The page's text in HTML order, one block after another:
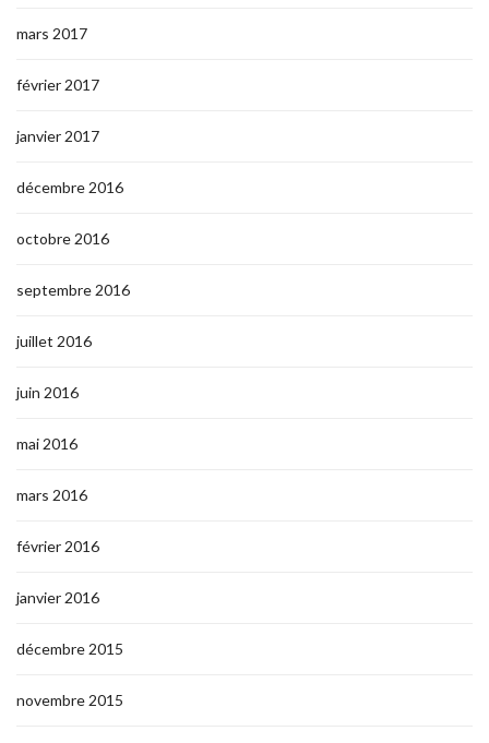
mars 2017
février 2017
janvier 2017
décembre 2016
octobre 2016
septembre 2016
juillet 2016
juin 2016
mai 2016
mars 2016
février 2016
janvier 2016
décembre 2015
novembre 2015